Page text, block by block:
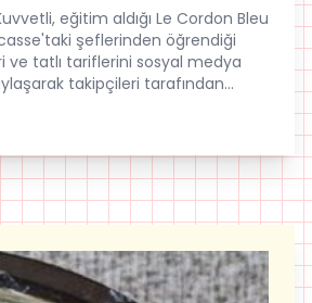
eğitim aldığı Le Cordon Bleu
şeflerinden öğrendiği
ve tatlı tariflerini sosyal medya
takipçileri tarafından